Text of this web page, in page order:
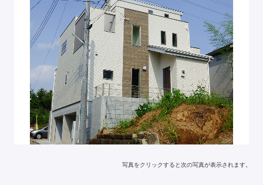
写真をクリックすると次の写真が表示されます。